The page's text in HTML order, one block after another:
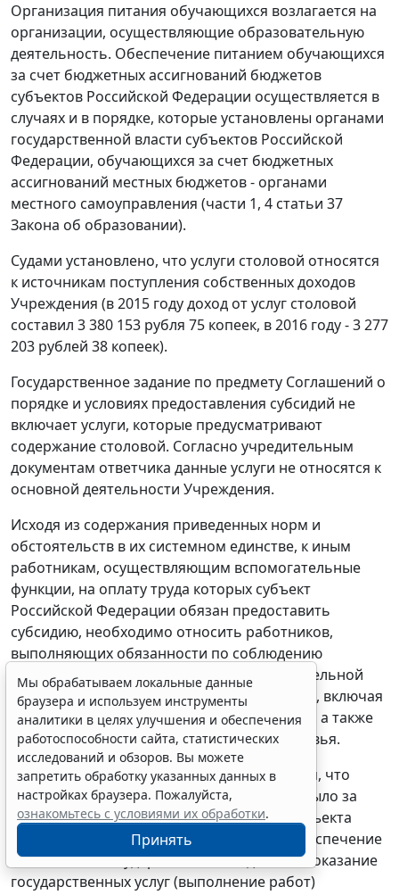
Организация питания обучающихся возлагается на
организации, осуществляющие образовательную
деятельность. Обеспечение питанием обучающихся
за счет бюджетных ассигнований бюджетов
субъектов Российской Федерации осуществляется в
случаях и в порядке, которые установлены органами
государственной власти субъектов Российской
Федерации, обучающихся за счет бюджетных
ассигнований местных бюджетов - органами
местного самоуправления (части 1, 4 статьи 37
Закона об образовании).
Судами установлено, что услуги столовой относятся
к источникам поступления собственных доходов
Учреждения (в 2015 году доход от услуг столовой
составил 3 380 153 рубля 75 копеек, в 2016 году - 3 277
203 рублей 38 копеек).
Государственное задание по предмету Соглашений о
порядке и условиях предоставления субсидий не
включает услуги, которые предусматривают
содержание столовой. Согласно учредительным
документам ответчика данные услуги не относятся к
основной деятельности Учреждения.
Исходя из содержания приведенных норм и
обстоятельств в их системном единстве, к иным
работникам, осуществляющим вспомогательные
функции, на оплату труда которых субъект
Российской Федерации обязан предоставить
субсидию, необходимо относить работников,
выполняющих обязанности по соблюдению
санитарно-гигиенических норм образовательной
деятельности, санитарно-бытовых условий, включая
обслуживание оборудованных гардеробов, а также
по соблюдению требований охраны здоровья.
Суды пришли к правильным выводам о том, что
образовательное учреждение не вправе было за
счёт полученной субсидии из бюджета субъекта
Российской Федерации на финансовое обеспечение
выполнения государственного задания на оказание
государственных услуг (выполнение работ)
Мы обрабатываем локальные данные
браузера и используем инструменты
аналитики в целях улучшения и обеспечения
работоспособности сайта, статистических
исследований и обзоров. Вы можете
запретить обработку указанных данных в
настройках браузера. Пожалуйста,
ознакомьтесь с условиями их обработки.
Принять